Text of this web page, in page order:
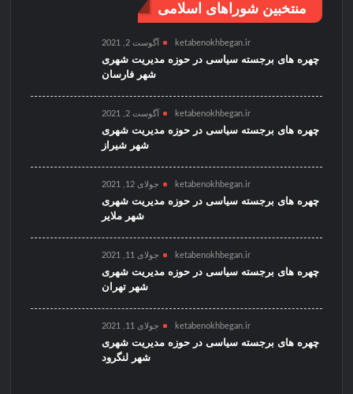
منتخبین شوراهای اسلامی
ketabenokhbegan.ir آگوست 2, 2021
چهره های برجسته سیاسی در حوزه مدیریت شهری
شهر فارسان
ketabenokhbegan.ir آگوست 2, 2021
چهره های برجسته سیاسی در حوزه مدیریت شهری
شهر شیراز
ketabenokhbegan.ir جولای 12, 2021
چهره های برجسته سیاسی در حوزه مدیریت شهری
شهر ملایر
ketabenokhbegan.ir جولای 11, 2021
چهره های برجسته سیاسی در حوزه مدیریت شهری
شهر تهران
ketabenokhbegan.ir جولای 11, 2021
چهره های برجسته سیاسی در حوزه مدیریت شهری
شهر لنگرود